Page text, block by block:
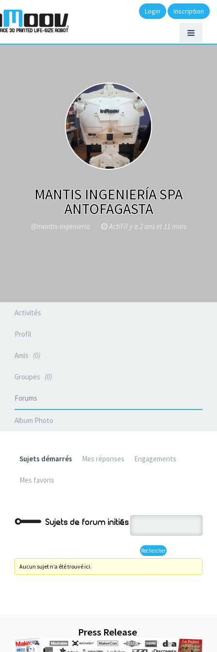
Login Inscription
MANTIS INGENIERÍA SPA
ANTOFAGASTA
@mantis-ingenieria Actif il y a 2 ans et 11 mois
Activités
Profil
Amis 0
Groupes 0
Forums
Album Photo
Sujets démarrés Mes réponses Engagements
Mes favoris
Sujets de forum initiés
Aucun sujet n’a été trouvé ici.
Press Release